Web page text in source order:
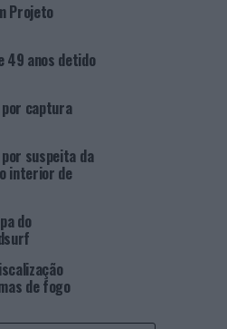
a promessa de bons
por atletas com a dose
para virem a ser as
nos melhores palcos do
frente à Bélgica, no dia
jogos poderão ser seguidos
o primeiro jogo assume
pelo que um triunfo sobre a
nos escalões mais
para Portugal.
Projeto
49 anos detido
por captura
suspeita da
interior de
do
de fogo